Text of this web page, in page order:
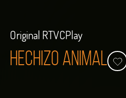
Original RTVCPlay
Hechizo animal